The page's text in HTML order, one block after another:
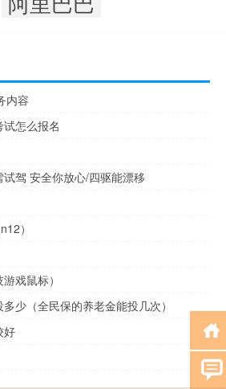
内容
怎么报名
驾 安全你放心/四驱能漂移
）
戏鼠标）
少（全民保的养老金能投几次）
好